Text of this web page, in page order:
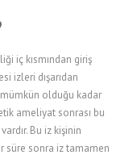
iç kısmından giriş
izleri dışarıdan
olduğu kadar
ameliyat sonrası bu
Bu iz kişinin
süre sonra iz tamamen